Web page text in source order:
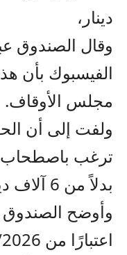
دينار،
وقال الصندوق
الفيسبوك بأن
مجلس الأوقاف.
ولفت إلى أن
بدلاً من 6 آلاف دينار.
وأوضح الصندوق
اعتبارًا من 13/5/2026.